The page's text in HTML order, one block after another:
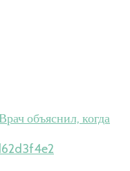
объяснил, когда